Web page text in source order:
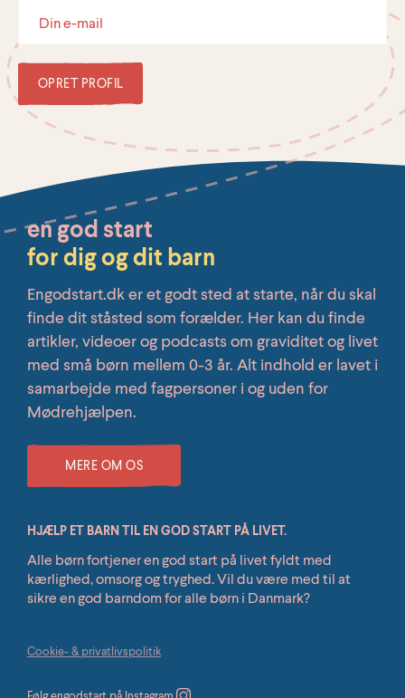
OPRET PROFIL
en god start
for dig og dit barn
Engodstart.dk er et godt sted at starte, når du skal
finde dit ståsted som forælder. Her kan du finde
artikler, videoer og podcasts om graviditet og livet
med små børn mellem 0-3 år. Alt indhold er lavet i
samarbejde med fagpersoner i og uden for
Mødrehjælpen.
MERE OM OS
HJÆLP ET BARN TIL EN GOD START PÅ LIVET.
Alle børn fortjener en god start på livet fyldt med
kærlighed, omsorg og tryghed. Vil du være med til at
sikre en god barndom for alle børn i Danmark?
Cookie- & privatlivspolitik